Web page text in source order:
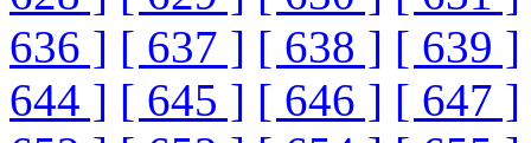
636 ] [ 637 ] [ 638 ] [ 639 ]
644 ] [ 645 ] [ 646 ] [ 647 ]